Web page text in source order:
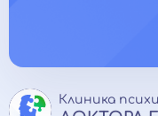
Клиника